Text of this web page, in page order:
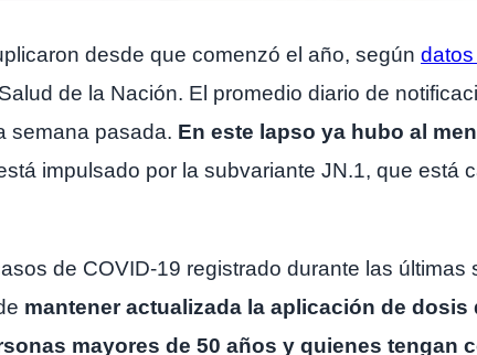
desde que comenzó el año, según
de la Nación. El promedio diario de
semana pasada. En este lapso ya hubo al
impulsado por la subvariante JN.1, que está
de COVID-19 registrado durante las
mantener actualizada la aplicación de
mayores de 50 años y quienes tengan